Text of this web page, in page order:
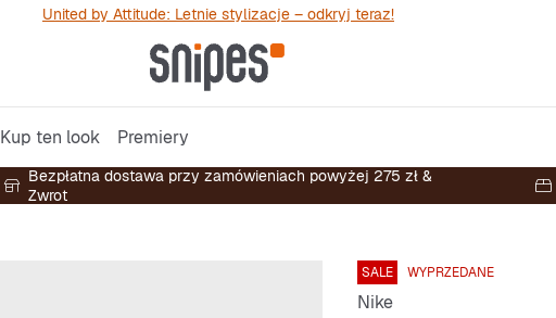
United by Attitude: Letnie stylizacje – odkryj teraz!
Kup ten look Premiery
Bezpłatna dostawa przy zamówieniach powyżej 275 zł &
Zwrot
SALE WYPRZEDANE
Nike